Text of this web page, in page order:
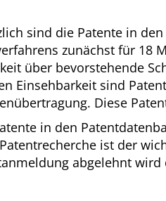
sind die Patente in
zunächst für 18
über bevorstehende
Einsehbarkeit sind
Diese
in den
ist der
abgelehnt